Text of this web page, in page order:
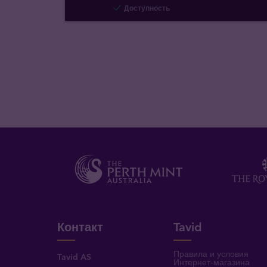
Доступность
Контакт
Tavid AS
Tavid
Правила и условия
Интернет-магазина